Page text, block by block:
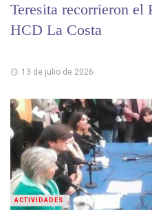
Teresita recorrieron
HCD La Costa
13 de julio de 2026
ACTIVIDADES